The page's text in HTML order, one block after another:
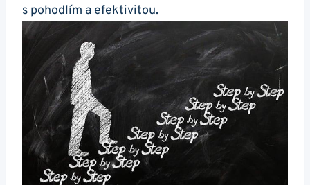
s pohodlím a efektivitou.